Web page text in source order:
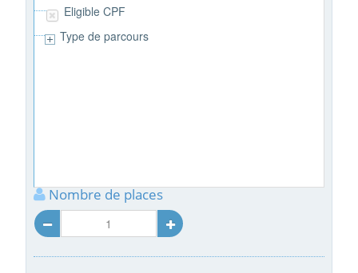
Eligible CPF
Type de parcours
Nombre de places